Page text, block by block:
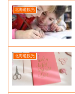
北海道観光
北海道観光